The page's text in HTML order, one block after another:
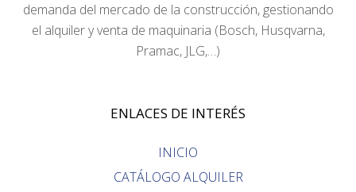
demanda del mercado de la construcción, gestionando
el alquiler y venta de maquinaria (Bosch, Husqvarna,
Pramac, JLG,…)
ENLACES DE INTERÉS
INICIO
CATÁLOGO ALQUILER